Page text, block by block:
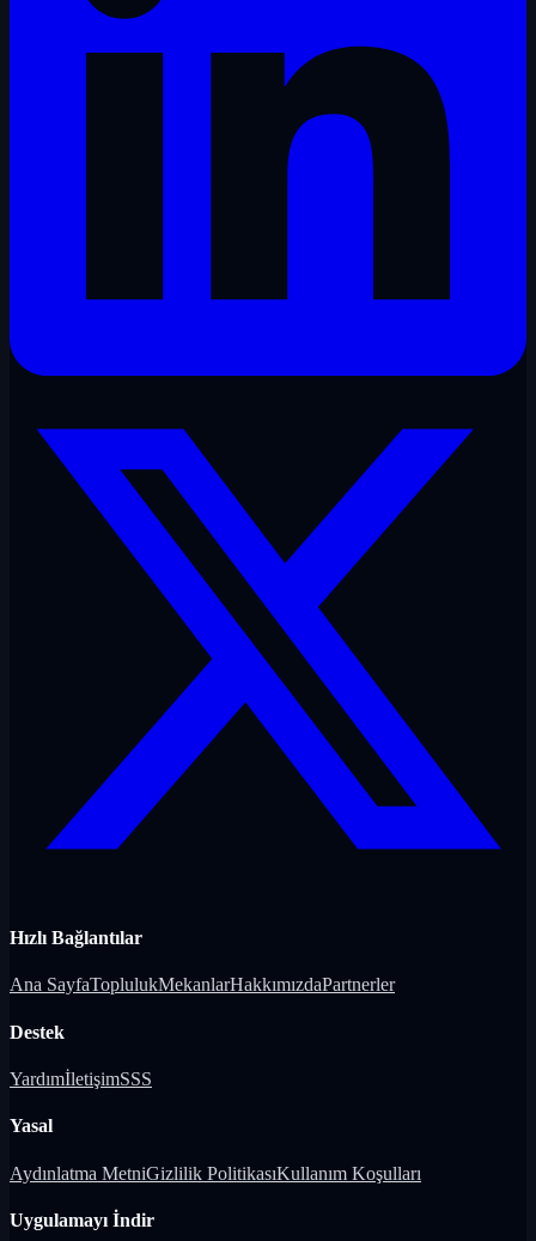
Hızlı Bağlantılar
Ana SayfaToplulukMekanlarHakkımızdaPartnerler
Destek
YardımİletişimSSS
Yasal
Aydınlatma MetniGizlilik PolitikasıKullanım Koşulları
Uygulamayı İndir